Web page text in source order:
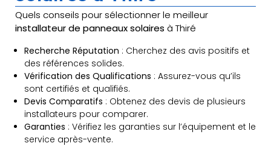
Quels conseils pour sélectionner le meilleur
installateur de panneaux solaires à Thiré
Recherche Réputation : Cherchez des avis positifs et
des références solides.
Vérification des Qualifications : Assurez-vous qu’ils
sont certifiés et qualifiés.
Devis Comparatifs : Obtenez des devis de plusieurs
installateurs pour comparer.
Garanties : Vérifiez les garanties sur l’équipement et le
service après-vente.